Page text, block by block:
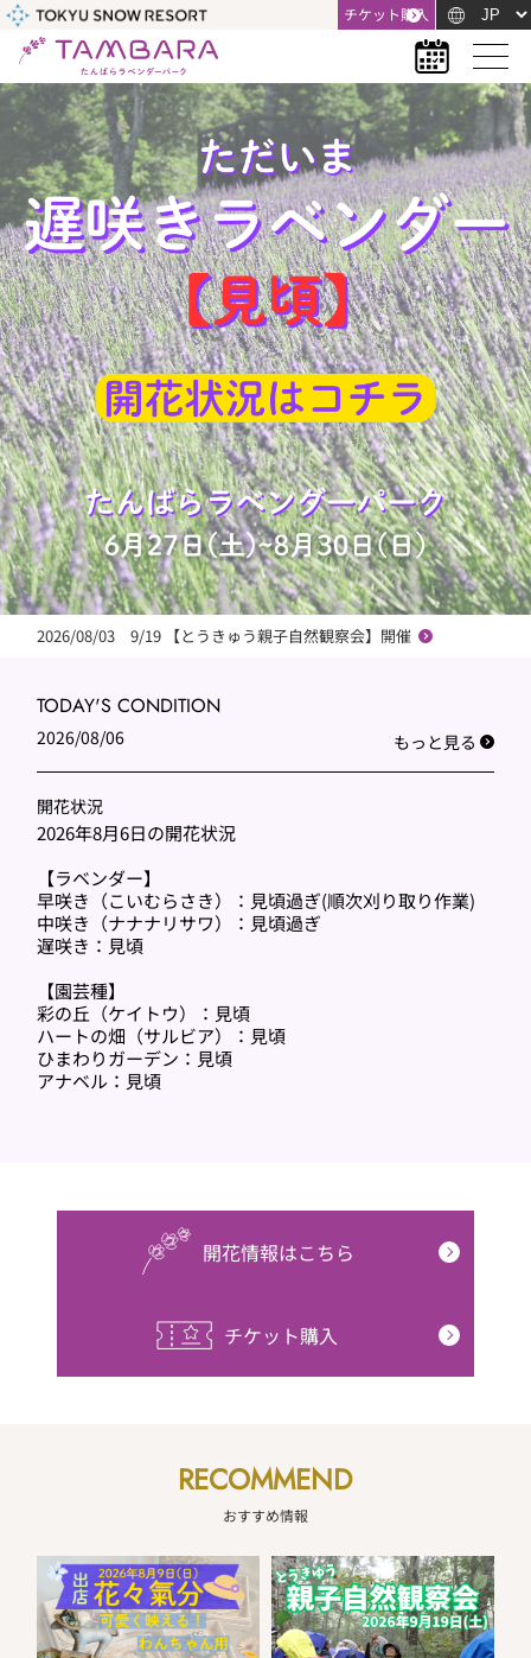
チケット購入
2026/08/03 9/19 【とうきゅう親子自然観察会】開催
TODAY'SCONDITION
2026/08/06 もっと見る
開花状況
2026年8月6日の開花状況
【ラベンダー】
早咲き（こいむらさき）：見頃過ぎ(順次刈り取り作業)
中咲き（ナナナリサワ）：見頃過ぎ
遅咲き：見頃
【園芸種】
彩の丘（ケイトウ）：見頃
ハートの畑（サルビア）：見頃
ひまわりガーデン：見頃
アナベル：見頃
開花情報はこちら
チケット購入
RECOMMEND
おすすめ情報